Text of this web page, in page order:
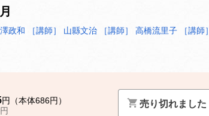
政和 ［講師］ 山縣文治 ［講師］ 高橋流里子
［講師］
円（本体686円）
売り切れました